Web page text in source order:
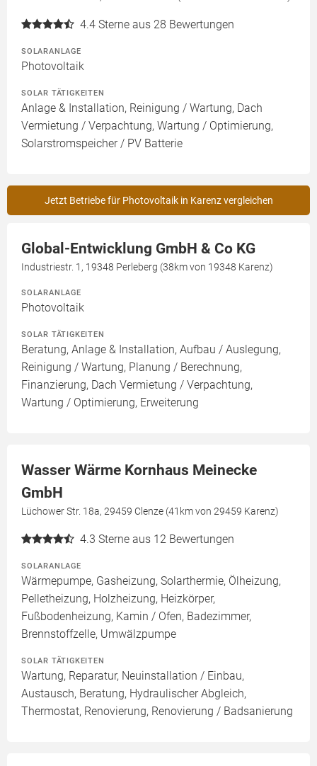
4.4 Sterne aus 28 Bewertungen
SOLARANLAGE
Photovoltaik
SOLAR TÄTIGKEITEN
Anlage & Installation, Reinigung / Wartung, Dach
Vermietung / Verpachtung, Wartung / Optimierung,
Solarstromspeicher / PV Batterie
Jetzt Betriebe für Photovoltaik in Karenz vergleichen
Global-Entwicklung GmbH & Co KG
Industriestr. 1, 19348 Perleberg (38km von 19348 Karenz)
SOLARANLAGE
Photovoltaik
SOLAR TÄTIGKEITEN
Beratung, Anlage & Installation, Aufbau / Auslegung,
Reinigung / Wartung, Planung / Berechnung,
Finanzierung, Dach Vermietung / Verpachtung,
Wartung / Optimierung, Erweiterung
Wasser Wärme Kornhaus Meinecke
GmbH
Lüchower Str. 18a, 29459 Clenze (41km von 29459 Karenz)
4.3 Sterne aus 12 Bewertungen
SOLARANLAGE
Wärmepumpe, Gasheizung, Solarthermie, Ölheizung,
Pelletheizung, Holzheizung, Heizkörper,
Fußbodenheizung, Kamin / Ofen, Badezimmer,
Brennstoffzelle, Umwälzpumpe
SOLAR TÄTIGKEITEN
Wartung, Reparatur, Neuinstallation / Einbau,
Austausch, Beratung, Hydraulischer Abgleich,
Thermostat, Renovierung, Renovierung / Badsanierung